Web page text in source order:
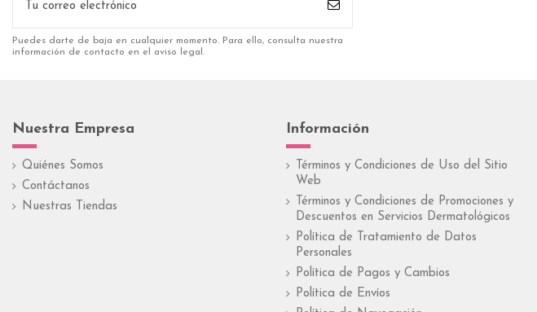
Puedes darte de baja en cualquier momento. Para ello, consulta nuestra
información de contacto en el aviso legal.
Nuestra Empresa
Quiénes Somos
Contáctanos
Nuestras Tiendas
Información
Términos y Condiciones de Uso del Sitio
Web
Términos y Condiciones de Promociones y
Descuentos en Servicios Dermatológicos
Política de Tratamiento de Datos
Personales
Política de Pagos y Cambios
Política de Envíos